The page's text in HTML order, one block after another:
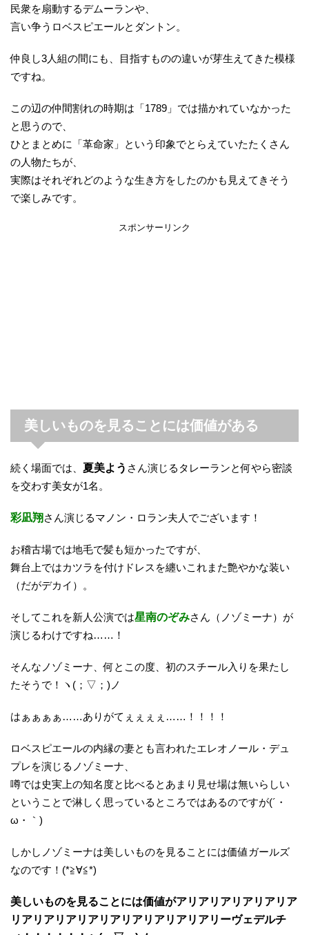
民衆を扇動するデムーランや、
言い争うロベスピエールとダントン。
仲良し3人組の間にも、目指すものの違いが芽生えてきた模様
ですね。
この辺の仲間割れの時期は「1789」では描かれていなかった
と思うので、
ひとまとめに「革命家」という印象でとらえていたたくさん
の人物たちが、
実際はそれぞれどのような生き方をしたのかも見えてきそう
で楽しみです。
スポンサーリンク
美しいものを見ることには価値がある
続く場面では、 夏美よう さん演じるタレーランと何やら密談
を交わす美女が1名。
彩凪翔 さん演じるマノン・ロラン夫人でございます！
お稽古場では地毛で髪も短かったですが、
舞台上ではカツラを付けドレスを纏いこれまた艶やかな装い
（だがデカイ）。
そしてこれを新人公演では星南のぞみさん（ノゾミーナ）が
演じるわけですね……！
そんなノゾミーナ、何とこの度、初のスチール入りを果たし
たそうで！ヽ(；▽；)ノ
はぁぁぁぁ……ありがてぇぇぇぇ……！！！！
ロベスピエールの内縁の妻とも言われたエレオノール・デュ
プレを演じるノゾミーナ、
噂では史実上の知名度と比べるとあまり見せ場は無いらしい
ということで淋しく思っているところではあるのですが(´・
ω・｀)
しかしノゾミーナは美しいものを見ることには価値ガールズ
なのです！(*≧∀≦*)
美しいものを見ることには価値がアリアリアリアリアリア
リアリアリアリアリアリアリアリアリアリーヴェデルチ